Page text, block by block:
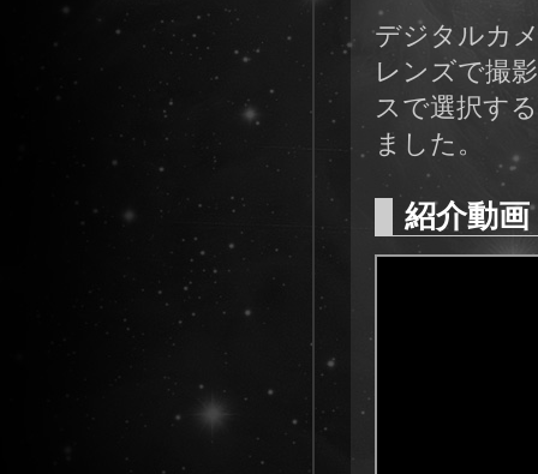
デジタルカ
レンズで撮
スで選択す
ました。
紹介動画